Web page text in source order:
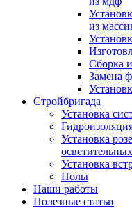
из
Сборка
Замена
Стройбригада
Установка
Установка
Установка
Полы
Наши работы
Полезные статьи